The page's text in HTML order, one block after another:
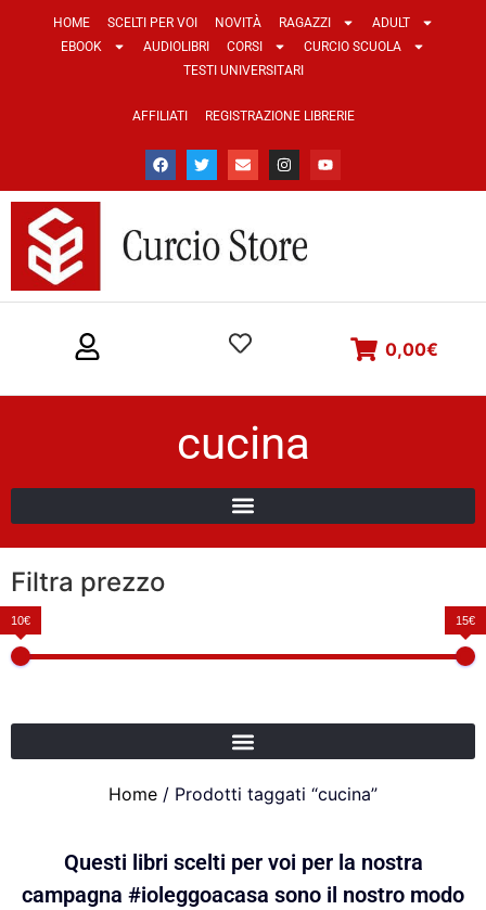
HOME SCELTI PER VOI NOVITÀ RAGAZZI
ADULT
EBOOK
AUDIOLIBRI CORSI
CURCIO SCUOLA
TESTI UNIVERSITARI
AFFILIATI REGISTRAZIONE LIBRERIE
0,00€
cucina
Filtra prezzo
10€ 15€
Home / Prodotti taggati “cucina”
Questi libri scelti per voi per la nostra
campagna #ioleggoacasa sono il nostro modo